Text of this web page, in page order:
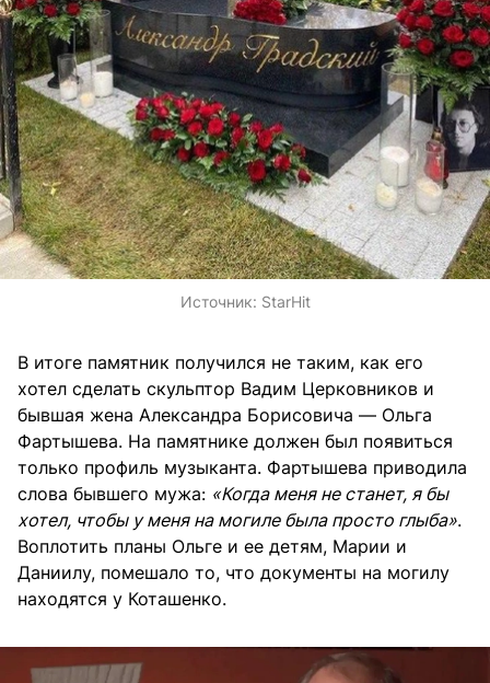
Источник: StarHit
В итоге памятник получился не таким, как его
хотел сделать скульптор Вадим Церковников и
бывшая жена Александра Борисовича — Ольга
Фартышева. На памятнике должен был появиться
только профиль музыканта. Фартышева приводила
слова бывшего мужа: «Когда меня не станет, я бы
хотел, чтобы у меня на могиле была просто глыба».
Воплотить планы Ольге и ее детям, Марии и
Даниилу, помешало то, что документы на могилу
находятся у Коташенко.